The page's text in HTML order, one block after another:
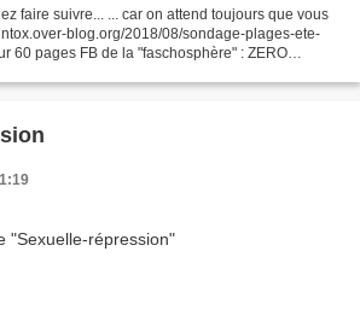
faire suivre... ... car on attend toujours que vous
blog.org/2018/08/sondage-plages-ete-
60 pages FB de la "faschosphère" : ZERO